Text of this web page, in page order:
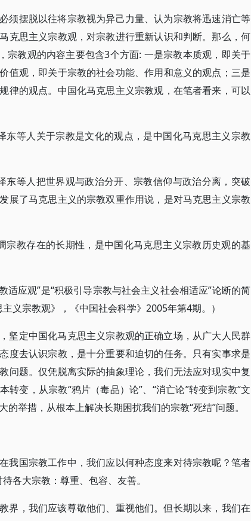
须摆脱以往将宗教视为异己力量、认为宗教将迅速消亡等
克思主义宗教观，对宗教进行重新认识和判断。那么，何
宗教观的内容主要包含3个方面: 一是宗教本质观，即关于
值观，即关于宗教的社会功能、作用和意义的观点；三是
律的观点。中国化马克思主义宗教观，在笔者看来，可以
东等人关于宗教是文化的观点，是中国化马克思主义宗教
东等人把世界观与政治分开、宗教信仰与政治分离，突破
展了马克思主义的宗教双重作用说，是对马克思主义宗教
宗教存在的长期性，是中国化马克思主义宗教历史观的基
适应观”是“积极引导宗教与社会主义社会相适应”论断的简
义宗教观》，《中国社会科学》2005年第4期。）
坚定中国化马克思主义宗教观的正确立场，从广大人民群
度去认识宗教，是十分重要和迫切的任务。只有实事求是
问题。仅凭脱离实际的抽象理论，我们无法应对现实中复
变，从宗教“鸦片（毒品）论”、“消亡论”转变到宗教“文
举措，从根本上解决长期困扰我们的宗教“死结”问题。
我国宗教工作中，我们应以何种态度来对待宗教呢？笔者
各大宗教：尊重、包容、友善。
界，我们应该尊敬他们、重视他们。但长期以来，我们在